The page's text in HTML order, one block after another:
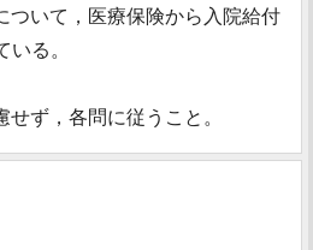
ついて，医療保険から入院給付
る。
ず，各問に従うこと。